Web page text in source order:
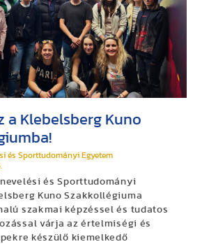
a Klebelsberg Kuno
és Sporttudományi Egyetem
és Sporttudományi
Kuno Szakkollégiuma
szakmai képzéssel és tudatos
várja az értelmiségi és
készülő kiemelkedő